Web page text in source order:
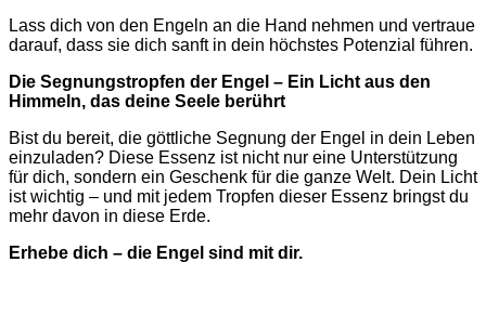
Lass dich von den Engeln an die Hand nehmen und vertraue
darauf, dass sie dich sanft in dein höchstes Potenzial führen.
Die Segnungstropfen der Engel – Ein Licht aus den
Himmeln, das deine Seele berührt
Bist du bereit, die göttliche Segnung der Engel in dein Leben
einzuladen? Diese Essenz ist nicht nur eine Unterstützung
für dich, sondern ein Geschenk für die ganze Welt. Dein Licht
ist wichtig – und mit jedem Tropfen dieser Essenz bringst du
mehr davon in diese Erde.
Erhebe dich – die Engel sind mit dir.